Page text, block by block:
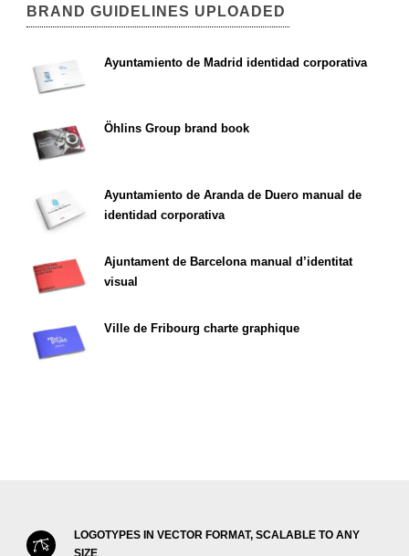
BRAND GUIDELINES UPLOADED
Ayuntamiento de Madrid identidad corporativa
Öhlins Group brand book
Ayuntamiento de Aranda de Duero manual de
identidad corporativa
Ajuntament de Barcelona manual d’identitat
visual
Ville de Fribourg charte graphique
LOGOTYPES IN VECTOR FORMAT, SCALABLE TO ANY